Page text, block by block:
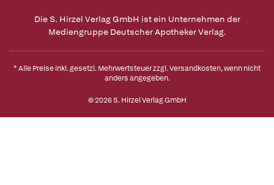
Die S. Hirzel Verlag GmbH ist ein Unternehmen der
Mediengruppe Deutscher Apotheker Verlag.
* Alle Preise inkl. gesetzl. Mehrwertsteuer zzgl.Versandkosten, wenn nicht
anders angegeben.
© 2026 S. Hirzel Verlag GmbH